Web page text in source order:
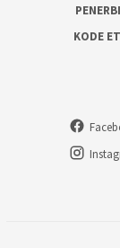
KODE